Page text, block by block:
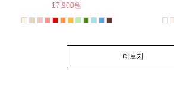
17,900원
더보기